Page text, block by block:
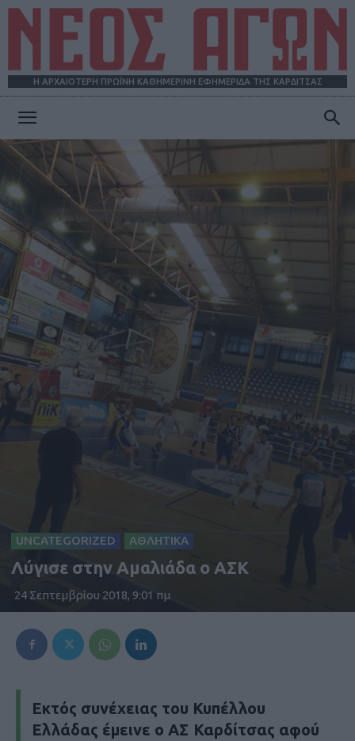
Η ΑΡΧΑΙΟΤΕΡΗ ΠΡΩΪΝΗ ΚΑΘΗΜΕΡΙΝΗ ΕΦΗΜΕΡΙΔΑ ΤΗΣ ΚΑΡΔΙΤΣΑΣ
UNCATEGORIZED ΑΘΛΗΤΙΚΑ
Λύγισε στην Αμαλιάδα ο ΑΣΚ
24 Σεπτεμβρίου 2018, 9:01 πμ
Εκτός συνέχειας του Κυπέλλου
Ελλάδας έμεινε ο ΑΣ Καρδίτσας αφού